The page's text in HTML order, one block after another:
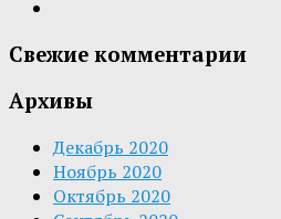
Свежие комментарии
Архивы
Декабрь 2020
Ноябрь 2020
Октябрь 2020